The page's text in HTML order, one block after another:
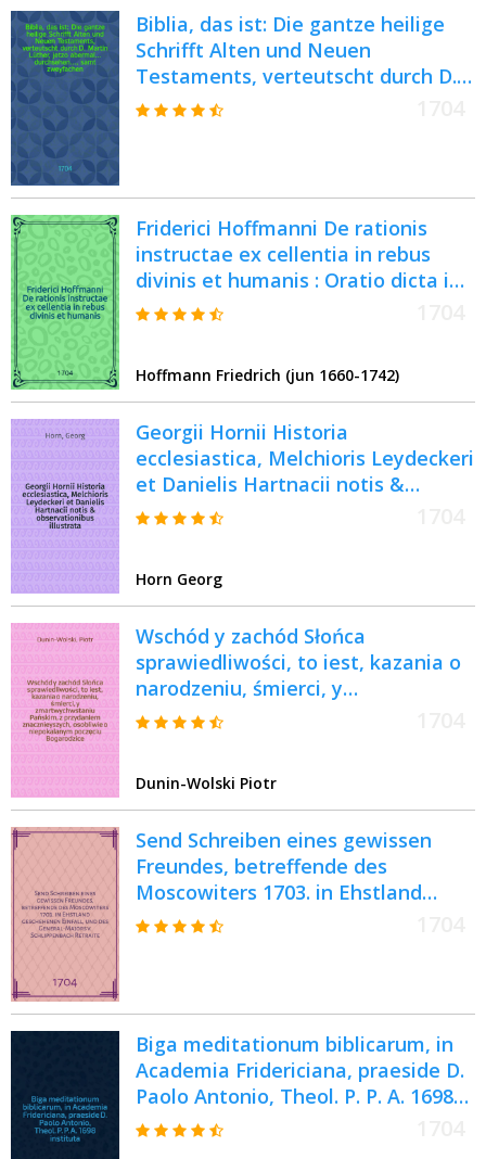
Biblia, das ist: Die gantze heilige
Schrifft Alten und Neuen
Testaments, verteutscht durch D.
Martin Lüther, jetzo abermal ...
... Glossen ...
Friderici Hoffmanni De rationis
instructae ex cellentia in rebus
divinis et humanis : Oratio dicta in
actu solenni promotionis
Hoffmann Friedrich (jun 1660-1742)
Georgii Hornii Historia
ecclesiastica, Melchioris Leydeckeri
et Danielis Hartnacii notis &
observationibus illustrata : Accedit
Historiae Hornianae supplemento
M. Leydeckeri ad annum
MDCLXXXVII. et Joh. Dan. Crameri,
... usque ad praesens saeculum
perducto
Horn Georg
Wschód y zachód Słońca
sprawiedliwości, to iest, kazania o
narodzeniu, śmierci, y
zmartwychwstaniu Pańskim, z
Bogarodzice ... & c ... xiędza Piotra
Dunina ...
Dunin-Wolski Piotr
Send Schreiben eines gewissen
Freundes, betreffende des
Moscowiters 1703. in Ehstland
geschehenen Einfall, und des
Biga meditationum biblicarum, in
Academia Fridericiana, praeside D.
Paolo Antonio, Theol. P. P. A. 1698
instituta : Una de Immanuele Ex